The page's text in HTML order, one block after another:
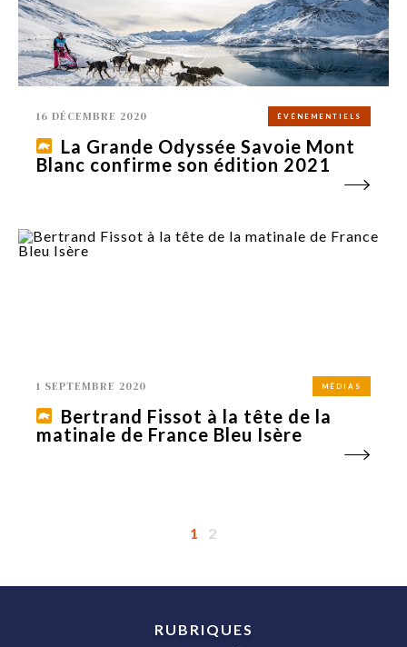
16 DÉCEMBRE 2020 ÉVÉNEMENTIELS
La Grande Odyssée Savoie Mont
Blanc confirme son édition 2021
1 SEPTEMBRE 2020 MÉDIAS
Bertrand Fissot à la tête de la
matinale de France Bleu Isère
1 2
RUBRIQUES